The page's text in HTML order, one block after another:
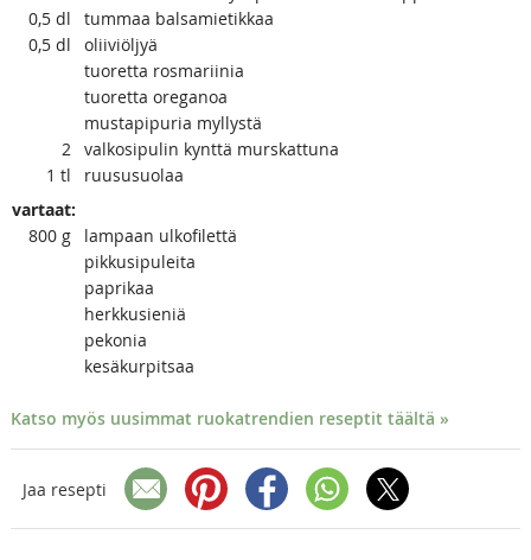
0,5 dl
tummaa balsamietikkaa
0,5 dl
oliiviöljyä
tuoretta rosmariinia
tuoretta oreganoa
mustapipuria myllystä
2 valkosipulin kynttä murskattuna
1 tl
ruususuolaa
vartaat:
800 g
lampaan ulkofilettä
pikkusipuleita
paprikaa
herkkusieniä
pekonia
kesäkurpitsaa
Katso myös uusimmat ruokatrendien reseptit täältä »
Jaa resepti